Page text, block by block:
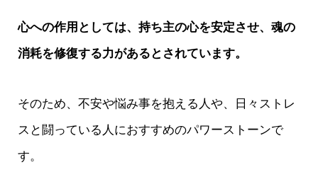
心への作用としては、持ち主の心を安定させ、魂の
消耗を修復する力があるとされています。
そのため、不安や悩み事を抱える人や、日々ストレ
スと闘っている人におすすめのパワーストーンで
す。